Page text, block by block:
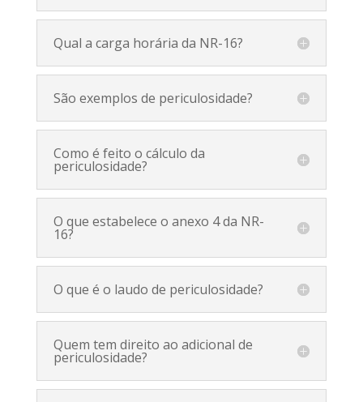
Qual a carga horária da NR-16?
São exemplos de periculosidade?
Como é feito o cálculo da
periculosidade?
O que estabelece o anexo 4 da NR-
16?
O que é o laudo de periculosidade?
Quem tem direito ao adicional de
periculosidade?